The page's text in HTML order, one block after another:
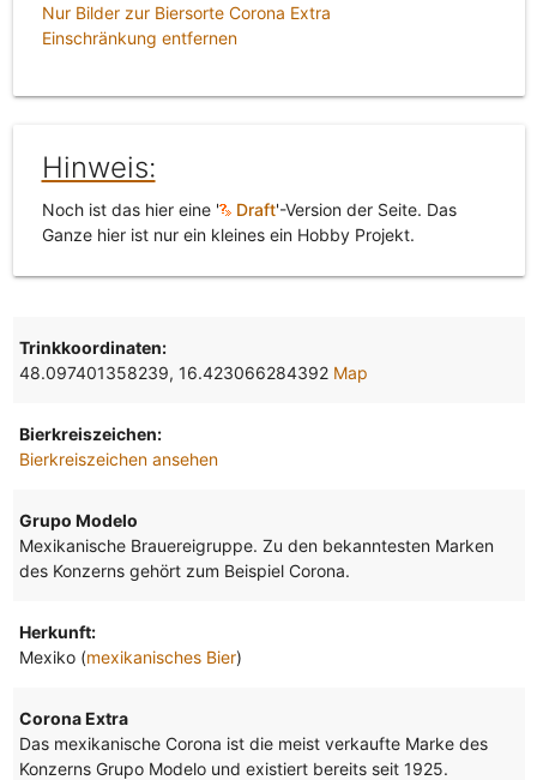
Nur Bilder zur Biersorte Corona Extra
Einschränkung entfernen
Hinweis:
Noch ist das hier eine ' Draft'-Version der Seite. Das
Ganze hier ist nur ein kleines ein Hobby Projekt.
Trinkkoordinaten:
48.097401358239, 16.423066284392 Map
Bierkreiszeichen:
Bierkreiszeichen ansehen
Grupo Modelo
Mexikanische Brauereigruppe. Zu den bekanntesten Marken
des Konzerns gehört zum Beispiel Corona.
Herkunft:
Mexiko (mexikanisches Bier)
Corona Extra
Das mexikanische Corona ist die meist verkaufte Marke des
Konzerns Grupo Modelo und existiert bereits seit 1925.